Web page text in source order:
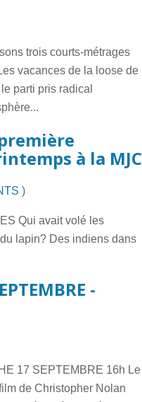
trois courts-métrages
vacances de la loose de
parti pris radical
à la MJC
)
Qui avait volé les
lapin? Des indiens dans
-
17 SEPTEMBRE 16h Le
de Christopher Nolan